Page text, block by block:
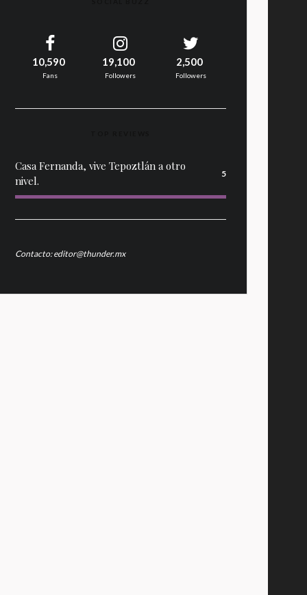
10,590
Fans
19,100
Followers
2,500
Followers
Casa Fernanda, vive Tepoztlán a otro
nivel.
5
Contacto: editor@thunder.mx